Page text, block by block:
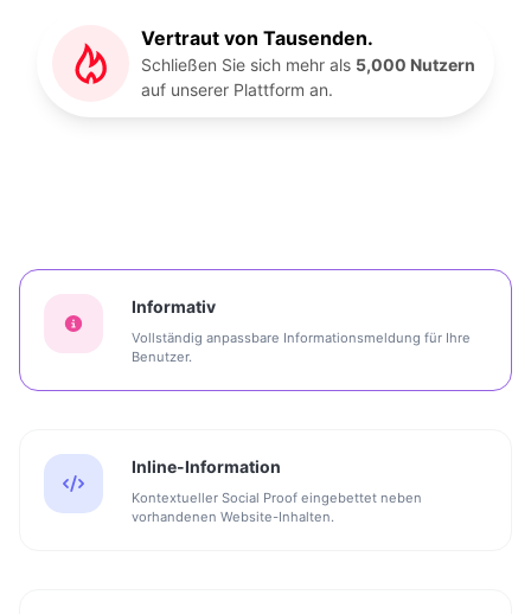
Vertraut von Tausenden.
Schließen Sie sich mehr als 5,000 Nutzern
auf unserer Plattform an.
Informativ
Vollständig anpassbare Informationsmeldung für Ihre
Benutzer.
Inline-Information
Kontextueller Social Proof eingebettet neben
vorhandenen Website-Inhalten.